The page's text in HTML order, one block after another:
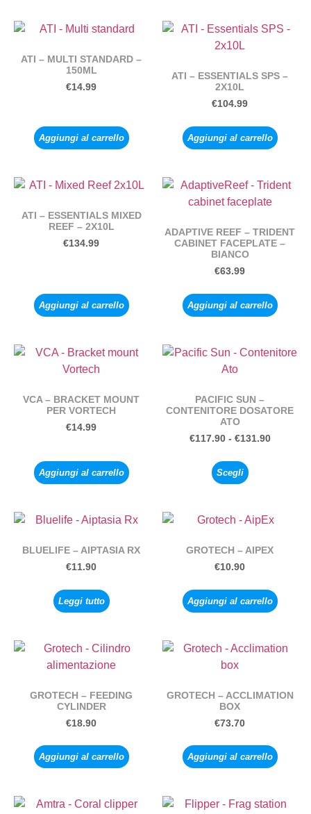
ATI – MULTI STANDARD –
150ML
€14.99
Aggiungi al carrello
ATI – ESSENTIALS SPS –
2X10L
€104.99
Aggiungi al carrello
ATI – ESSENTIALS MIXED
REEF – 2X10L
€134.99
Aggiungi al carrello
ADAPTIVE REEF – TRIDENT
CABINET FACEPLATE –
BIANCO
€63.99
Aggiungi al carrello
VCA – BRACKET MOUNT
PER VORTECH
€14.99
Aggiungi al carrello
PACIFIC SUN –
CONTENITORE DOSATORE
ATO
€117.90 - €131.90
Scegli
BLUELIFE – AIPTASIA RX
€11.90
Leggi tutto
GROTECH – AIPEX
€10.90
Aggiungi al carrello
GROTECH – FEEDING
CYLINDER
€18.90
Aggiungi al carrello
GROTECH – ACCLIMATION
BOX
€73.70
Aggiungi al carrello